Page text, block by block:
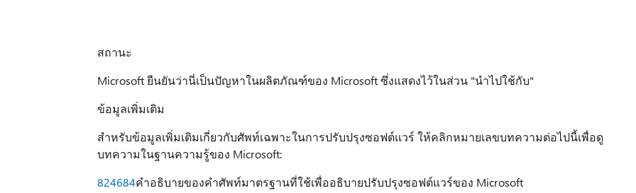
สถานะ
Microsoft ยืนยันว่านี่เป็นปัญหาในผลิตภัณฑ์ของ Microsoft ซึ่งแสดงไว้ในส่วน "นำไปใช้กับ"
ข้อมูลเพิ่มเติม
สำหรับข้อมูลเพิ่มเติมเกี่ยวกับศัพท์เฉพาะในการปรับปรุงซอฟต์แวร์ ให้คลิกหมายเลขบทความต่อไปนี้เพื่อดู
บทความในฐานความรู้ของ Microsoft:
824684คำอธิบายของคำศัพท์มาตรฐานที่ใช้เพื่ออธิบายปรับปรุงซอฟต์แวร์ของ Microsoft